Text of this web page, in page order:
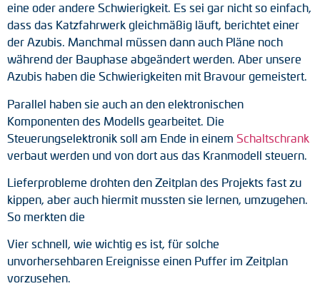
DC Motoren
AC Synchrongeneratoren
eine oder andere Schwierigkeit. Es sei gar nicht so einfach,
dass das Katzfahrwerk gleichmäßig läuft, berichtet einer
der Azubis. Manchmal müssen dann auch Pläne noch
während der Bauphase abgeändert werden. Aber unsere
Azubis haben die Schwierigkeiten mit Bravour gemeistert.
Parallel haben sie auch an den elektronischen
Komponenten des Modells gearbeitet. Die
Steuerungselektronik soll am Ende in einem Schaltschrank
verbaut werden und von dort aus das Kranmodell steuern.
Lieferprobleme drohten den Zeitplan des Projekts fast zu
kippen, aber auch hiermit mussten sie lernen, umzugehen.
So merkten die
Vier schnell, wie wichtig es ist, für solche
unvorhersehbaren Ereignisse einen Puffer im Zeitplan
vorzusehen.